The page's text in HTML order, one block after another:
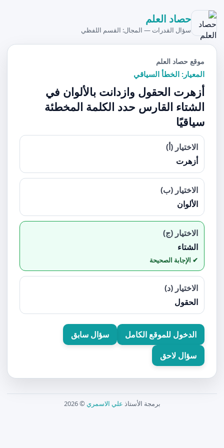
حصاد العلم
سؤال القدرات — المجال: القسم اللفظي
موقع حصاد العلم
المعيار: الخطأ السياقي
أزهرت الحقول وازدانت بالألوان في
الشتاء القارس حدد الكلمة المخطئة
سياقيًا
الاختيار (أ)
أزهرت
الاختيار (ب)
الألوان
الاختيار (ج)
الشتاء
الاختيار (د)
الحقول
الدخول للموقع الكامل
سؤال سابق
سؤال لاحق
برمجة الأستاذ علي الاسمري © 2026